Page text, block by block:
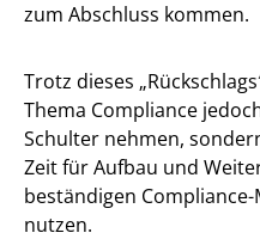
zum Abschluss kommen.
Trotz dieses
Thema Compliance
Schulter nehmen,
Zeit für Aufbau und
beständigen
nutzen.